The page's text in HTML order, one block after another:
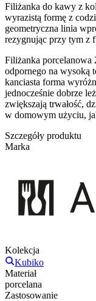
Filiżanka do kawy z
wyrazistą formę z
geometryczna linia
rezygnując przy tym z
Filiżanka porcelanowa
odpornego na wysoką
kanciasta forma
jednocześnie dobrze
zwiększają trwałość,
w domowym użyciu,
Szczegóły produktu
Marka
Kolekcja
Kubiko
Materiał
porcelana
Zastosowanie